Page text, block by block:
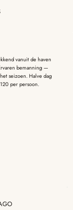
vanuit de haven
bemanning —
seizoen. Halve dag
per persoon.